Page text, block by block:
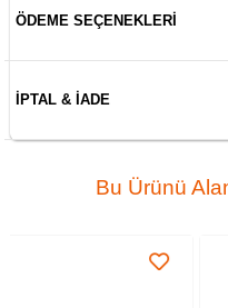
ÖDEME SEÇENEKLERI
İPTAL & İADE
Bu Ürünü